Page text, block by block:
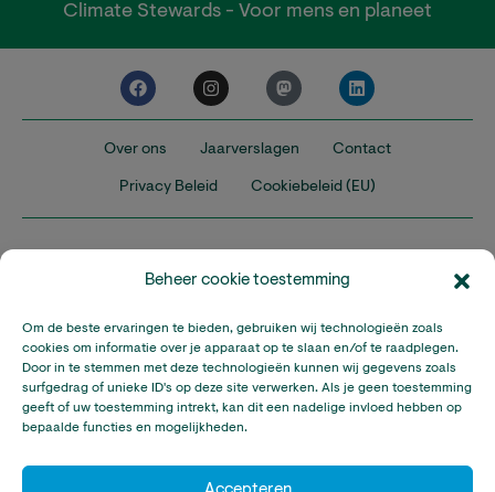
Beheer cookie toestemming
Om de beste ervaringen te bieden, gebruiken wij technologieën zoals
cookies om informatie over je apparaat op te slaan en/of te raadplegen.
Door in te stemmen met deze technologieën kunnen wij gegevens zoals
surfgedrag of unieke ID's op deze site verwerken. Als je geen toestemming
geeft of uw toestemming intrekt, kan dit een nadelige invloed hebben op
bepaalde functies en mogelijkheden.
Climate Stewards - Voor mens en planeet
Over ons Jaarverslagen Contact
Privacy Beleid Cookiebeleid (EU)
Nederland Verenigd Koninkrijk Verenigde Staten
Climate Stewards is onderdeel van Stichting A Rocha Nederland,
een geregistreerd goed doel in Nederland (RSIN: 815032924).
© Copyright Climate Stewards Ltd. – All rights reserved.